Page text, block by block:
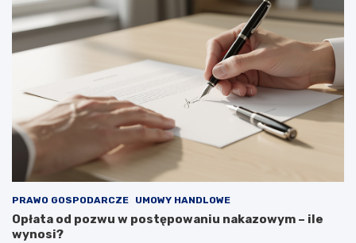
PRAWO GOSPODARCZE UMOWY HANDLOWE
Opłata od pozwu w postępowaniu nakazowym – ile
wynosi?